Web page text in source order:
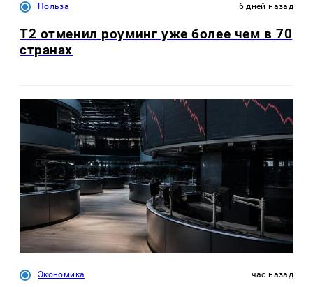
Польза 6 дней назад
Т2 отменил роуминг уже более чем в 70
странах
Экономика час назад